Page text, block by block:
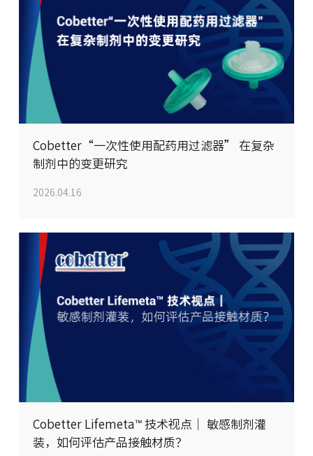
Cobetter“一次性使用配药用过滤器” 在复杂
制剂中的变更研究
2026.04.16
Cobetter Lifemeta™ 技术视点｜ 敏感制剂灌
装，如何评估产品接触材质？